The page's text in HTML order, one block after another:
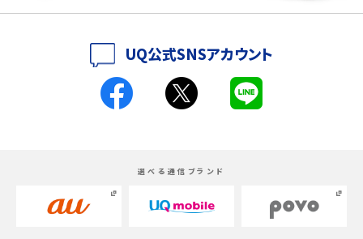
スマホが高い理由は？購入費用を抑える方法や端末を選ぶ時の注意点を解説！
高校生にスマホ制限は必要？所持率やメリット・デメリットを詳しく紹介
スマホのネット通信速度が遅い原因は？すぐできる対処法や見直すポイントを解
UQ公式SNSアカウント
選べる通信ブランド